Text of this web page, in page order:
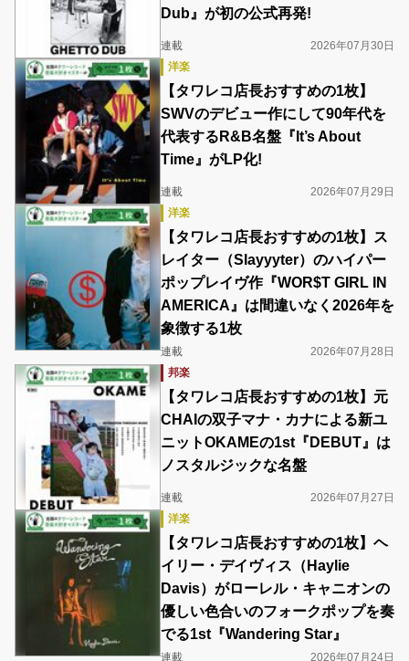
Dub』が初の公式再発!
連載
2026年07月30日
洋楽
【タワレコ店長おすすめの1枚】
SWVのデビュー作にして90年代を
代表するR&B名盤『It’s About
Time』がLP化!
連載
2026年07月29日
洋楽
【タワレコ店長おすすめの1枚】ス
レイター（Slayyyter）のハイパー
ポップレイヴ作『WOR$T GIRL IN
AMERICA』は間違いなく2026年を
象徴する1枚
連載
2026年07月28日
邦楽
【タワレコ店長おすすめの1枚】元
CHAIの双子マナ・カナによる新ユ
ニットOKAMEの1st『DEBUT』は
ノスタルジックな名盤
連載
2026年07月27日
洋楽
【タワレコ店長おすすめの1枚】ヘ
イリー・デイヴィス（Haylie
Davis）がローレル・キャニオンの
優しい色合いのフォークポップを奏
でる1st『Wandering Star』
連載
2026年07月24日